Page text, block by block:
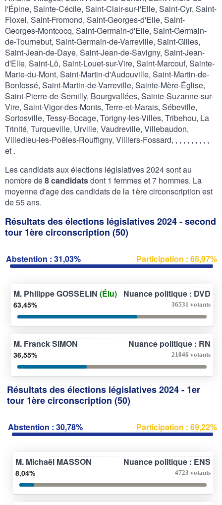
l'Épine, Sainte-Cécile, Saint-Clair-sur-l'Elle, Saint-Cyr, Saint-
Floxel, Saint-Fromond, Saint-Georges-d'Elle, Saint-
Georges-Montcocq, Saint-Germain-d'Elle, Saint-Germain-
de-Tournebut, Saint-Germain-de-Varreville, Saint-Gilles,
Saint-Jean-de-Daye, Saint-Jean-de-Savigny, Saint-Jean-
d'Elle, Saint-Lô, Saint-Louet-sur-Vire, Saint-Marcouf, Sainte-
Marie-du-Mont, Saint-Martin-d'Audouville, Saint-Martin-de-
Bonfossé, Saint-Martin-de-Varreville, Sainte-Mère-Église,
Saint-Pierre-de-Semilly, Bourgvallées, Sainte-Suzanne-sur-
Vire, Saint-Vigor-des-Monts, Terre-et-Marais, Sébeville,
Sortosville, Tessy-Bocage, Torigny-les-Villes, Tribehou, La
Trinité, Turqueville, Urville, Vaudreville, Villebaudon,
Villedieu-les-Poêles-Rouffigny, Villiers-Fossard, , , , , , , , , ,
et .
Les candidats aux élections législatives 2024 sont au
nombre de8 candidatsdont 1 femmes et 7 hommes. La
moyenne d'age des candidats de la 1ère circonscription est
de 55 ans.
Résultats des élections législatives 2024 - second
tour 1ère circonscription (50)
Abstention : 31,03% Participation : 68,97%
M. Philippe GOSSELIN (Élu) Nuance politique : DVD
63,45% 36531 votants
M. Franck SIMON Nuance politique : RN
36,55% 21046 votants
Résultats des élections législatives 2024 - 1er
tour 1ère circonscription (50)
Abstention : 30,78% Participation : 69,22%
M. Michaël MASSON Nuance politique : ENS
8,04% 4723 votants